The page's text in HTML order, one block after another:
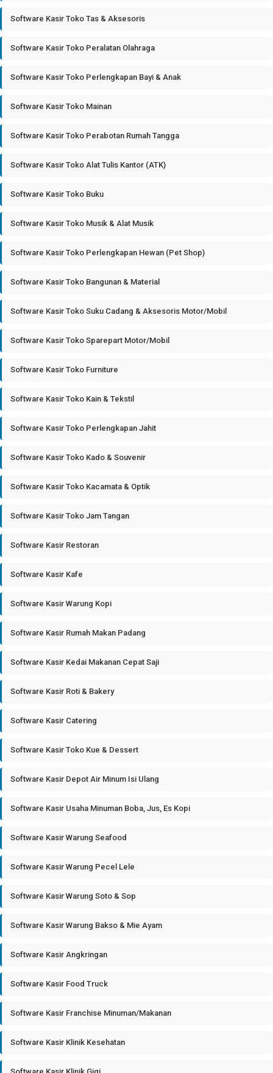
Software Kasir Toko Tas & Aksesoris
Software Kasir Toko Peralatan Olahraga
Software Kasir Toko Perlengkapan Bayi & Anak
Software Kasir Toko Mainan
Software Kasir Toko Perabotan Rumah Tangga
Software Kasir Toko Alat Tulis Kantor (ATK)
Software Kasir Toko Buku
Software Kasir Toko Musik & Alat Musik
Software Kasir Toko Perlengkapan Hewan (Pet Shop)
Software Kasir Toko Bangunan & Material
Software Kasir Toko Suku Cadang & Aksesoris Motor/Mobil
Software Kasir Toko Sparepart Motor/Mobil
Software Kasir Toko Furniture
Software Kasir Toko Kain & Tekstil
Software Kasir Toko Perlengkapan Jahit
Software Kasir Toko Kado & Souvenir
Software Kasir Toko Kacamata & Optik
Software Kasir Toko Jam Tangan
Software Kasir Restoran
Software Kasir Kafe
Software Kasir Warung Kopi
Software Kasir Rumah Makan Padang
Software Kasir Kedai Makanan Cepat Saji
Software Kasir Roti & Bakery
Software Kasir Catering
Software Kasir Toko Kue & Dessert
Software Kasir Depot Air Minum Isi Ulang
Software Kasir Usaha Minuman Boba, Jus, Es Kopi
Software Kasir Warung Seafood
Software Kasir Warung Pecel Lele
Software Kasir Warung Soto & Sop
Software Kasir Warung Bakso & Mie Ayam
Software Kasir Angkringan
Software Kasir Food Truck
Software Kasir Franchise Minuman/Makanan
Software Kasir Klinik Kesehatan